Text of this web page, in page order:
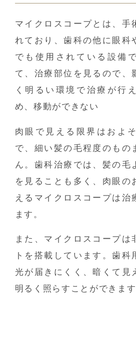
マイクロスコープとは、手
れており、歯科の他に眼科
でも使用されている設備
て、治療部位を見るので、
く明るい環境で治療が行
め、移動ができない
肉眼で見える限界はおよ
で、細い髪の毛程度のもの
ん。歯科治療では、髪の毛
を見ることも多く、肉眼の
えるマイクロスコープは治
ます。
また、マイクロスコープは
トを搭載しています。歯科
光が届きにくく、暗くて見
明るく照らすことができます